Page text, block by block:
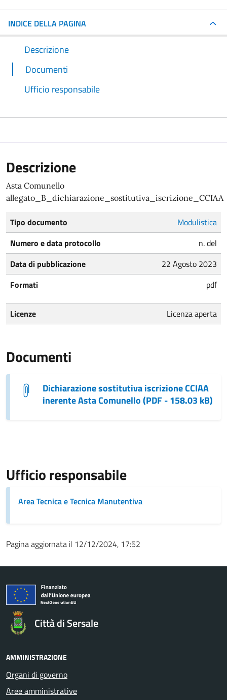
INDICE DELLA PAGINA
Descrizione
Documenti
Ufficio responsabile
Descrizione
Asta Comunello
allegato_B_dichiarazione_sostitutiva_iscrizione_CCIAA
Tipo documento
Modulistica
Numero e data protocollo
n. del
Data di pubblicazione
22 Agosto 2023
Formati
pdf
Licenze Licenza aperta
Documenti
Dichiarazione sostitutiva iscrizione CCIAA
inerente Asta Comunello (PDF - 158.03 kB)
Ufficio responsabile
Area Tecnica e Tecnica Manutentiva
Pagina aggiornata il 12/12/2024, 17:52
Città di Sersale
AMMINISTRAZIONE
Organi di governo
Aree amministrative